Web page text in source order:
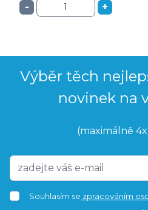
- +
Výběr těch
novinek na
(maximálně
Souhlasím se zpracováním